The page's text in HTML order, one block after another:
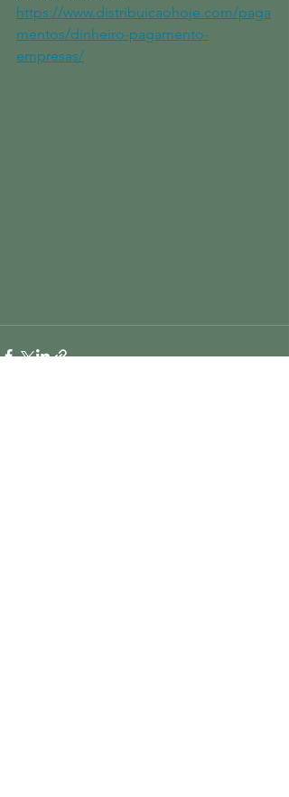
https://www.distribuicaohoje.com/paga
mentos/dinheiro-pagamento-
empresas/